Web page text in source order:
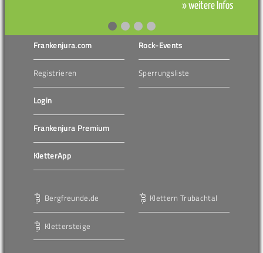
» weitere Infos
Frankenjura.com
Registrieren
Login
Frankenjura Premium
KletterApp
Rock-Events
Sperrungsliste
Bergfreunde.de
Klettersteige
Klettern Trubachtal